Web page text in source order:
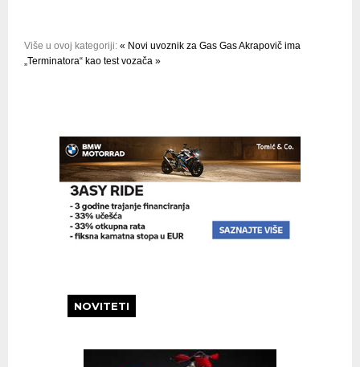
Više u ovoj kategoriji: « Novi uvoznik za Gas GasAkrapovič ima
„Terminatora“ kao test vozača »
NOVITETI